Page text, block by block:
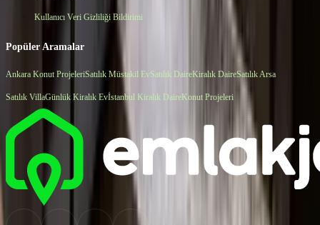
Kullanıcı Veri Gizliliği Bildirimi
Popüler Aramalar
Ankara Konut ProjeleriSatılık Müstakil EvSatılık DaireKiralık DaireSatılık Arsa
Satılık VillaGünlük Kiralık Evİstanbul Kiralık DaireKonut Projeleri